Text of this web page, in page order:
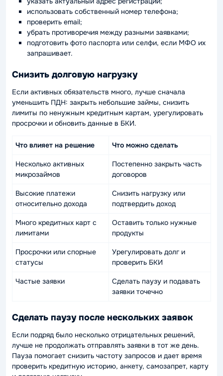
использовать собственный номер телефона;
проверить email;
убрать противоречия между разными заявками;
подготовить фото паспорта или селфи, если МФО их
запрашивает.
Снизить долговую нагрузку
Если активных обязательств много, лучше сначала
уменьшить ПДН: закрыть небольшие займы, снизить
лимиты по ненужным кредитным картам, урегулировать
просрочки и обновить данные в БКИ.
Что влияет на решение Что можно сделать
Несколько активных
микрозаймов
Постепенно закрыть часть
договоров
Высокие платежи
относительно дохода
Снизить нагрузку или
подтвердить доход
Много кредитных карт с
лимитами
Оставить только нужные
продукты
Просрочки или спорные
статусы
Урегулировать долг и
проверить БКИ
Частые заявки
Сделать паузу и подавать
заявки точечно
Сделать паузу после нескольких заявок
Если подряд было несколько отрицательных решений,
лучше не продолжать отправлять заявки в тот же день.
Пауза помогает снизить частоту запросов и дает время
проверить кредитную историю, анкету, самозапрет, карту